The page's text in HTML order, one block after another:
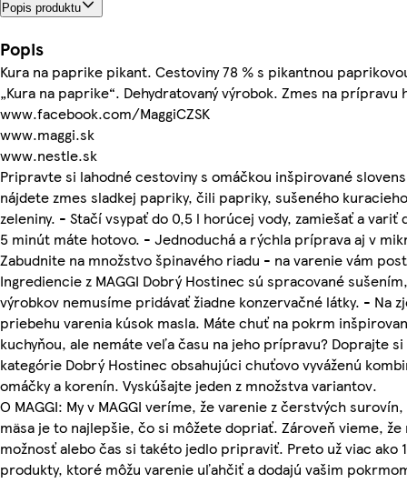
Popis produktu
Popis
Kura na paprike pikant. Cestoviny 78 % s pikantnou
„Kura na paprike“. Dehydratovaný výrobok. Zmes na
www.facebook.com/MaggiCZSK
www.maggi.sk
www.nestle.sk
Pripravte si lahodné cestoviny s omáčkou inšpirované
nájdete zmes sladkej papriky, čili papriky, sušeného
zeleniny. - Stačí vsypať do 0,5 l horúcej vody, zamiešať a variť
5 minút máte hotovo. - Jednoduchá a rýchla príprava aj v
Zabudnite na množstvo špinavého riadu - na varenie vám
Ingrediencie z MAGGI Dobrý Hostinec sú spracované
výrobkov nemusíme pridávať žiadne konzervačné látky. - Na
priebehu varenia kúsok masla. Máte chuť na pokrm
kuchyňou, ale nemáte veľa času na jeho prípravu? Doprajte
kategórie Dobrý Hostinec obsahujúci chuťovo vyváženú
omáčky a korenín. Vyskúšajte jeden z množstva variantov.
O MAGGI: My v MAGGI veríme, že varenie z čerstvých
mäsa je to najlepšie, čo si môžete dopriať. Zároveň vieme, že
možnosť alebo čas si takéto jedlo pripraviť. Preto už viac ako
produkty, ktoré môžu varenie uľahčiť a dodajú vašim